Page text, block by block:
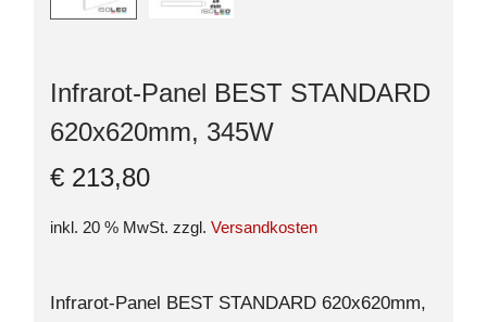
Infrarot-Panel BEST STANDARD
620x620mm, 345W
€ 213,80
inkl. 20 % MwSt. zzgl. Versandkosten
Infrarot-Panel BEST STANDARD 620x620mm,